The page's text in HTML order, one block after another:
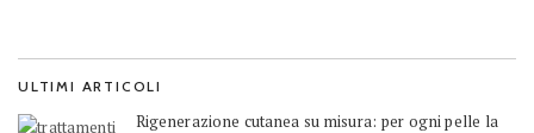
ULTIMI ARTICOLI
Rigenerazione cutanea su misura: per ogni pelle la